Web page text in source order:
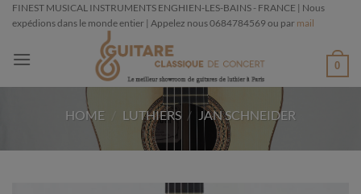
Passer
au
FINEST MUSICAL INSTRUMENTS ENGHIEN-LES-BAINS - FRANCE | Nous
expédions dans le monde entier | Appelez nous 0684784569 ou par mail
0
HOME LUTHIERS / JAN SCHNEIDER